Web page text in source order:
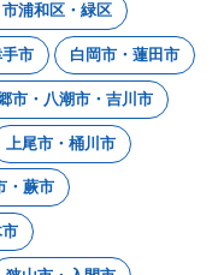
浦和区・緑区
市 白岡市・蓮田市
市・八潮市・吉川市
上尾市・桶川市
・蕨市